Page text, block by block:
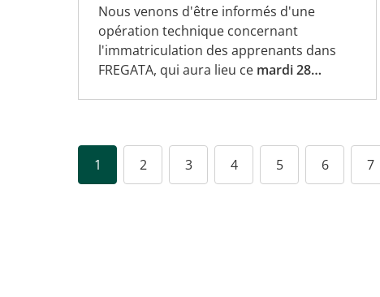
Nous venons d'être informés d'une
opération technique concernant
l'immatriculation des apprenants dans
FREGATA, qui aura lieu ce mardi 28…
1 2 3 4 5 6 7